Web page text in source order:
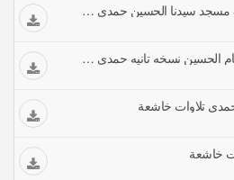
التوبة فجر ثانى مختلف مسجد سيدنا الحسين حمدي تلاوات خاشعة
التوبة مسجد مولانا الامام الحسين نسخه تانيه حمدي تلاوات خاشعة
حمدي تلاوات خاشعة
خاشعة